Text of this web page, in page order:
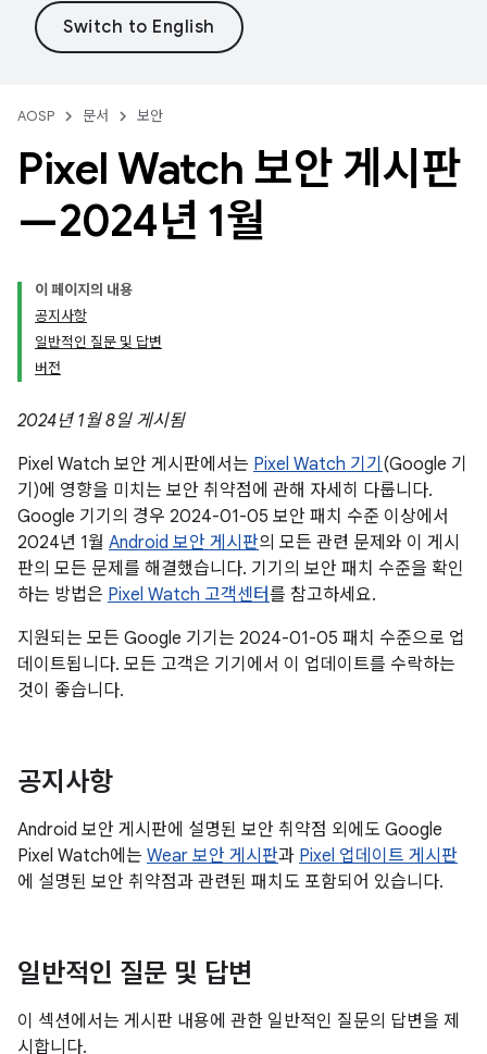
AOSP 문서 보안
Pixel Watch 보안 게시판
—2024년 1월
이 페이지의 내용
공지사항
일반적인 질문 및 답변
버전
2024년 1월 8일 게시됨
Pixel Watch 보안 게시판에서는 Pixel Watch 기기 (Google 기
기)에 영향을 미치는 보안 취약점에 관해 자세히 다룹니다.
Google 기기의 경우 2024-01-05 보안 패치 수준 이상에서
2024년 1월 Android 보안 게시판의 모든 관련 문제와 이 게시
판의 모든 문제를 해결했습니다. 기기의 보안 패치 수준을 확인
하는 방법은 Pixel Watch 고객센터를 참고하세요.
지원되는 모든 Google 기기는 2024-01-05 패치 수준으로 업
데이트됩니다. 모든 고객은 기기에서 이 업데이트를 수락하는
것이 좋습니다.
공지사항
Android 보안 게시판에 설명된 보안 취약점 외에도 Google
Pixel Watch에는 Wear 보안 게시판과 Pixel 업데이트 게시판
에 설명된 보안 취약점과 관련된 패치도 포함되어 있습니다.
일반적인 질문 및 답변
이 섹션에서는 게시판 내용에 관한 일반적인 질문의 답변을 제
시합니다.